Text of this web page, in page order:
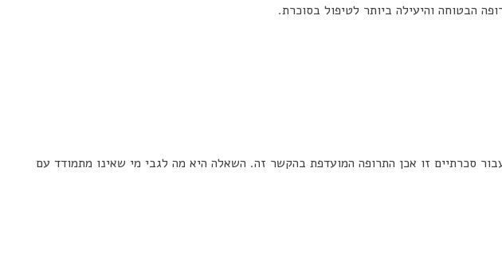
הבטוחה והיעילה ביותר לטיפול בסוכרת.
סכרתיים זו אכן התרופה המועדפת בהקשר זה. השאלה היא מה לגבי מי שאינו מתמודד עם